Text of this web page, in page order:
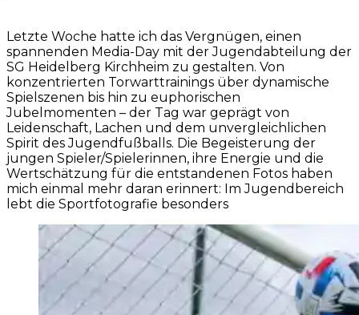
Letzte Woche hatte ich das Vergnügen, einen
spannenden Media-Day mit der Jugendabteilung der
SG Heidelberg Kirchheim zu gestalten. Von
konzentrierten Torwarttrainings über dynamische
Spielszenen bis hin zu euphorischen
Jubelmomenten – der Tag war geprägt von
Leidenschaft, Lachen und dem unvergleichlichen
Spirit des Jugendfußballs. Die Begeisterung der
jungen Spieler/Spielerinnen, ihre Energie und die
Wertschätzung für die entstandenen Fotos haben
mich einmal mehr daran erinnert: Im Jugendbereich
lebt die Sportfotografie besonders